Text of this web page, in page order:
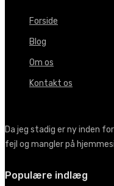
Forside
Blog
Om os
Kontakt os
Da jeg stadig er ny inden
fejl og mangler på
Populære indlæg